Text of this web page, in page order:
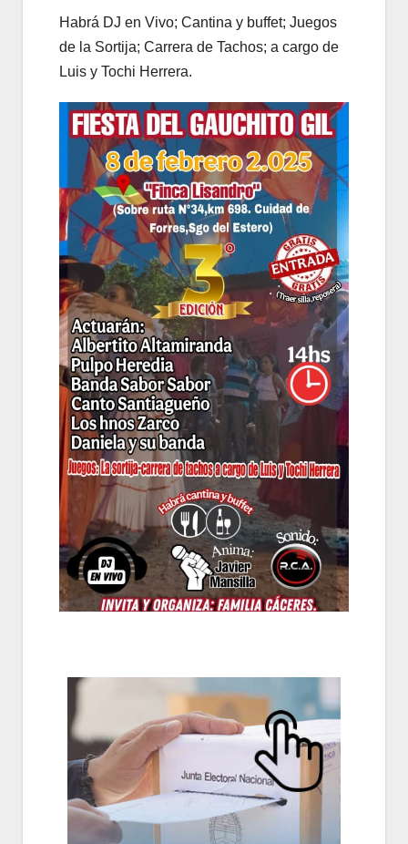
Habrá DJ en Vivo; Cantina y buffet; Juegos
de la Sortija; Carrera de Tachos; a cargo de
Luis y Tochi Herrera.